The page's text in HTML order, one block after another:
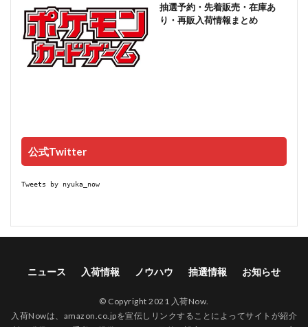
抽選予約・先着販売・在庫あ
り・再販入荷情報まとめ
公式Twitter
Tweets by nyuka_now
ニュース 入荷情報 ノウハウ 抽選情報 お知らせ
© Copyright 2021 入荷Now.
入荷Nowは、amazon.co.jpを宣伝しリンクすることによってサイトが紹介